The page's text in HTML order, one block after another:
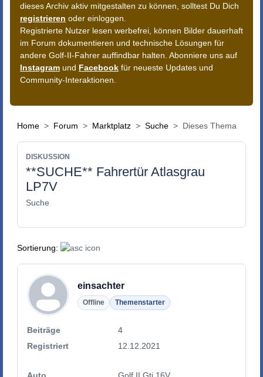
dieses Archiv aktiv mitgestalten zu können, solltest Du Dich
registrieren oder einloggen.
Registrierte Nutzer lesen werbefrei, können Bilder dauerhaft
im Forum dokumentieren und technische Lösungen für
andere Golf-II-Fahrer auffindbar halten. Abonniere uns auf
Instagram und Facebook für neueste Updates und
Community-Interaktionen.
Home Forum Marktplatz Suche Dieses Thema
DISKUSSION
**SUCHE** Fahrertür Atlasgrau
LP7V
Suche
Sortierung:
einsachter
Offline Themenstarter
Beiträge
4
Registriert
12.12.2021